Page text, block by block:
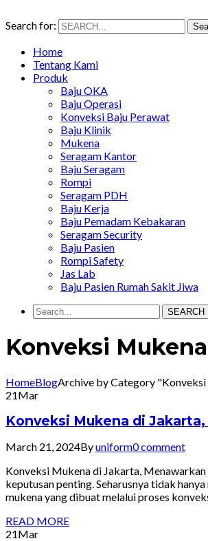
Search for:
Home
Tentang Kami
Produk
Baju OKA
Baju Operasi
Konveksi Baju Perawat
Baju Klinik
Mukena
Seragam Kantor
Baju Seragam
Rompi
Seragam PDH
Baju Kerja
Baju Pemadam Kebakaran
Seragam Security
Baju Pasien
Rompi Safety
Jas Lab
Baju Pasien Rumah Sakit Jiwa
SEARCH
Konveksi Mukena
HomeBlogArchive by Category
21Mar
Konveksi Mukena di
March 21, 2024Byuniform0 comment
Konveksi Mukena di Jakarta,
keputusan penting. Seharusnya tidak
mukena yang dibuat melalui proses
READ MORE
21Mar